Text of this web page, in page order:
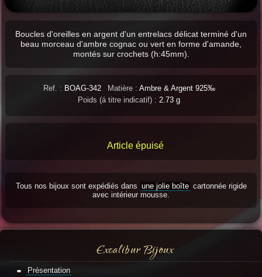
Boucles d'oreilles en argent d'un entrelacs délicat terminé d'un
beau morceau d'ambre cognac ou vert en forme d'amande,
montés sur crochets (h:45mm).
Ref. : BOAG-342 Matière : Ambre & Argent 925‰
Poids (á titre indicatif) : 2.73 g
Article épuisé
Tous nos bijoux sont expédiés dans une jolie boîte cartonnée rigide
avec intérieur mousse.
Excalibur Bijoux
Présentation